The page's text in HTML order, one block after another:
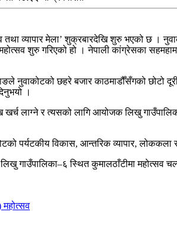
व्यापार मेला’ शुक्रबारदेखि शुरु भएको छ ।
शुरु गरिएको हो । नेपाली कांग्रेसका
नुवाकोटको छहरे बजार काठमाडौँसँगको छोटो
।
लाग्ने र त्यसको लागि आयोजक लिखु
पर्यटकीय विकास, आन्तरिक व्यापार,
गाउँपालिका–६ स्थित कुमालठाँटीमा महोत्सव